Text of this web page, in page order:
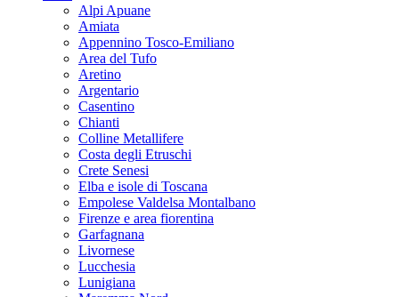
Alpi Apuane
Amiata
Appennino Tosco-Emiliano
Area del Tufo
Aretino
Argentario
Casentino
Chianti
Colline Metallifere
Costa degli Etruschi
Crete Senesi
Elba e isole di Toscana
Empolese Valdelsa Montalbano
Firenze e area fiorentina
Garfagnana
Livornese
Lucchesia
Lunigiana